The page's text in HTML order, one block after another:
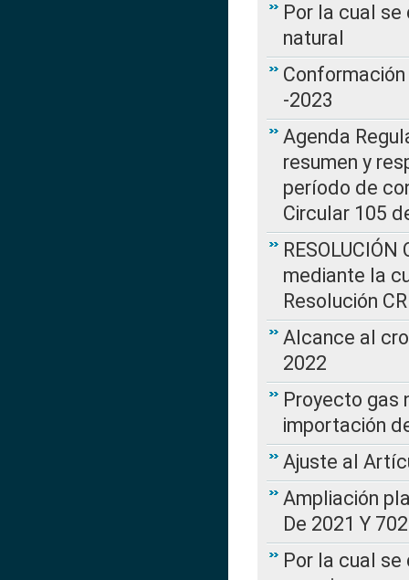
Por la cual
natural
-2023
Agenda
resumen y
período de
Circular 105
mediante la
Resolución
Alcance al
2022
Proyecto gas
importación
Ajuste al
Ampliación
De 2021 Y
Por la cual